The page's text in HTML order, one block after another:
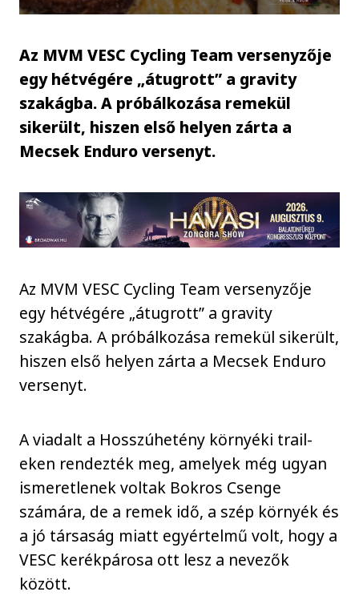
Az MVM VESC Cycling Team versenyzője
egy hétvégére „átugrott” a gravity
szakágba. A próbálkozása remekül
sikerült, hiszen első helyen zárta a
Mecsek Enduro versenyt.
Az MVM VESC Cycling Team versenyzője
egy hétvégére „átugrott” a gravity
szakágba. A próbálkozása remekül sikerült,
hiszen első helyen zárta a Mecsek Enduro
versenyt.
A viadalt a Hosszúhetény környéki trail-
eken rendezték meg, amelyek még ugyan
ismeretlenek voltak Bokros Csenge
számára, de a remek idő, a szép környék és
a jó társaság miatt egyértelmű volt, hogy a
VESC kerékpárosa ott lesz a nevezők
között.